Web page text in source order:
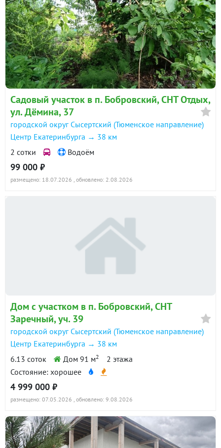
Садовый участок в п. Бобровский, СНТ Отдых,
ул. Дёмина, 37
городской округ Сысертский (Тюменское направление)
Центр Екатеринбурга → 38 км
2 сотки
Водоём
99 000 ₽
размещено: 18.07.2026 , обновлено: 2.08.2026
Дом с участком в п. Бобровский, СНТ
Заречный, уч. 39
городской округ Сысертский (Тюменское направление)
Центр Екатеринбурга → 38 км
6.13 соток
Дом 91 м2
2 этажа
Состояние: хорошее
4 999 000 ₽
размещено: 07.05.2026 , обновлено: 9.08.2026